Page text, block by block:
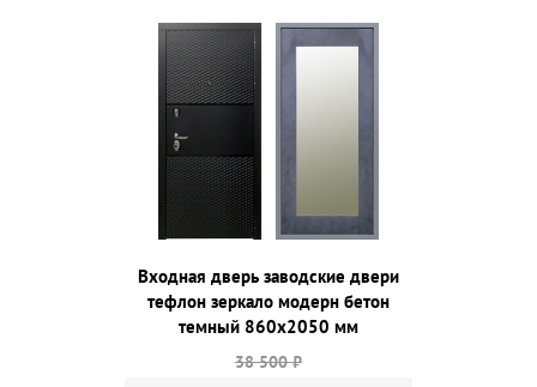
Входная дверь заводские двери
тефлон зеркало модерн бетон
темный 860х2050 мм
38 500 ₽